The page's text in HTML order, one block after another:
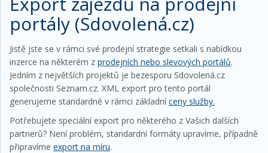
portály (Sdovolená.cz)
Jistě jste se v rámci své prodejní strategie setkali s nabídkou
inzerce na některém z prodejních nebo slevových portálů.
Jedním z největších projektů je bezesporu Sdovolená.cz
společnosti Seznam.cz. XML export pro tento portál
generujeme standardně v rámci základníceny služby.
Potřebujete speciální export pro některého z Vašich dalších
partnerů? Není problém, standardní formáty upravíme, případně
připravíme export na míru.